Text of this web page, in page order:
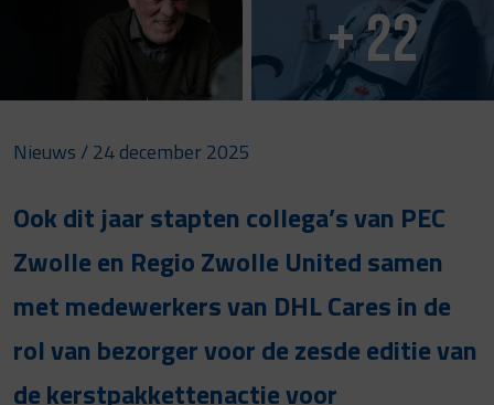
+ 22
Nieuws / 24 december 2025
Ook dit jaar stapten collega’s van PEC
Zwolle en Regio Zwolle United samen
met medewerkers van DHL Cares in de
rol van bezorger voor de zesde editie van
de kerstpakkettenactie voor